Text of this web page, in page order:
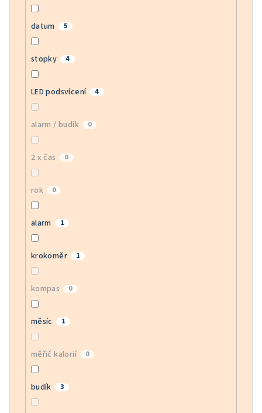
datum 5
stopky 4
LED podsvícení 4
alarm / budík 0
2 x čas 0
rok 0
alarm 1
krokoměr 1
kompas 0
měsíc 1
měřič kalorií 0
budík 3